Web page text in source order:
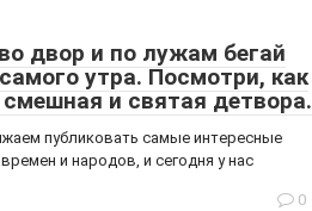
двор и по лужам бегай
утра. Посмотри, как
и святая детвора.
публиковать самые интересные
и народов, и сегодня у нас
0